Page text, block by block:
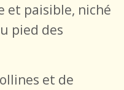
et paisible, niché
pied des
et de